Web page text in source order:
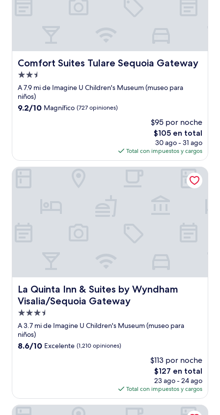
Comfort Suites Tulare Sequoia Gateway
Comfort Suites Tulare Sequoia Gateway
Propiedad
de
2.5
estrellas
A 7.9 mi de Imagine U Children's Museum (museo para
niños)
9.2
9.2/10 Magnífico (727 opiniones)
$95 por noche
El
precio
actual
es
de
$105 en total
30 ago - 31 ago
Total con impuestos y cargos
La Quinta Inn & Suites by Wyndham
Visalia/Sequoia Gateway
La Quinta Inn & Suites by Wyndham Visalia/Sequoia
Propiedad
de
3.5
estrellas
A 3.7 mi de Imagine U Children's Museum (museo para
niños)
8.6
8.6/10 Excelente (1,210 opiniones)
$113 por noche
El
precio
actual
es
de
$127 en total
23 ago - 24 ago
Total con impuestos y cargos
La Quinta Inn & Suites by Wyndham Visalia/Sequoia
Best Western Exeter Inn & Suites